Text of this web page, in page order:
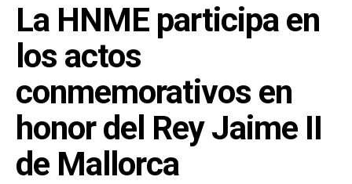
La HNME participa en
los actos
conmemorativos en
honor del Rey Jaime II
de Mallorca